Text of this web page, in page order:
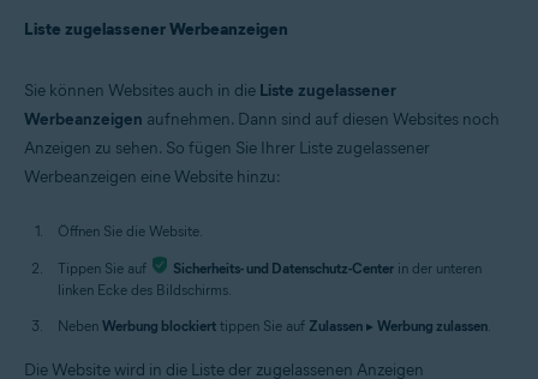
Liste zugelassener Werbeanzeigen
Sie können Websites auch in die Liste zugelassener
Werbeanzeigen aufnehmen. Dann sind auf diesen Websites noch
Anzeigen zu sehen. So fügen Sie Ihrer Liste zugelassener
Werbeanzeigen eine Website hinzu:
Öffnen Sie die Website.
Tippen Sie auf Sicherheits- und Datenschutz-Center in der unteren
linken Ecke des Bildschirms.
Neben Werbung blockiert tippen Sie auf Zulassen ▸ Werbung zulassen.
Die Website wird in die Liste der zugelassenen Anzeigen